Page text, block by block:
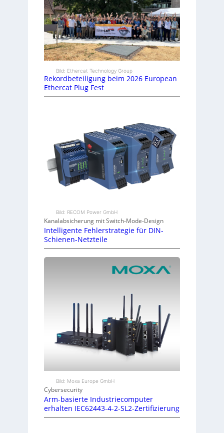
Bild: Ethercat Technology Group
Rekordbeteiligung beim 2026 European
Ethercat Plug Fest
Bild: RECOM Power GmbH
Kanalabsicherung mit Switch-Mode-Design
Intelligente Fehlerstrategie für DIN-
Schienen-Netzteile
Bild: Moxa Europe GmbH
Cybersecurity
Arm-basierte Industriecomputer
erhalten IEC62443-4-2-SL2-Zertifizierung